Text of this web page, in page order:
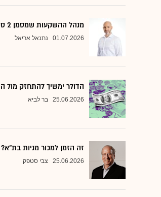
מנהל ההשקעות שמסמן 2 סקטורים בעייתיים ואחד ש"חייבים להיות בו"
01.07.2026 נתנאל אריאל
הדולר ימשיך להתחזק מול
25.06.2026 בר לביא
זה הזמן למכור מניות
25.06.2026 צבי סטפק